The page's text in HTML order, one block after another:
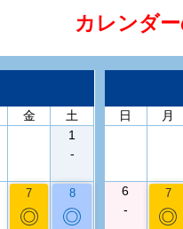
カレンダ
金
土
1
-
7
◎
8
◎
日
月
6
-
7
◎